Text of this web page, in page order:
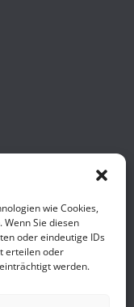
wie Cookies,
Sie diesen
oder eindeutige IDs
erteilen oder
werden.